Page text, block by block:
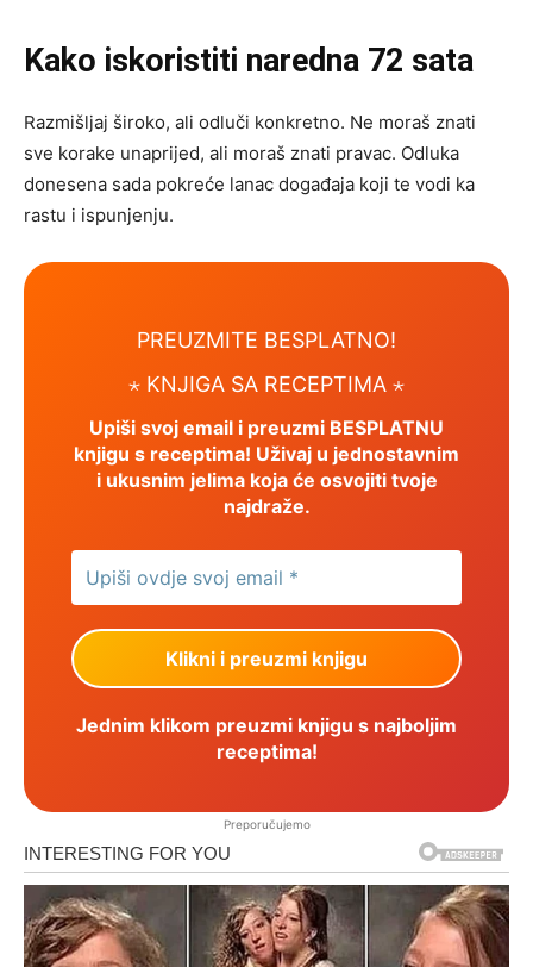
Kako iskoristiti naredna 72 sata
Razmišljaj široko, ali odluči konkretno. Ne moraš znati
sve korake unaprijed, ali moraš znati pravac. Odluka
donesena sada pokreće lanac događaja koji te vodi ka
rastu i ispunjenju.
PREUZMITE BESPLATNO!
⋆ KNJIGA SA RECEPTIMA ⋆
Upiši svoj email i preuzmi BESPLATNU
knjigu s receptima! Uživaj u jednostavnim
i ukusnim jelima koja će osvojiti tvoje
najdraže.
Jednim klikom preuzmi knjigu s najboljim
receptima!
Preporučujemo